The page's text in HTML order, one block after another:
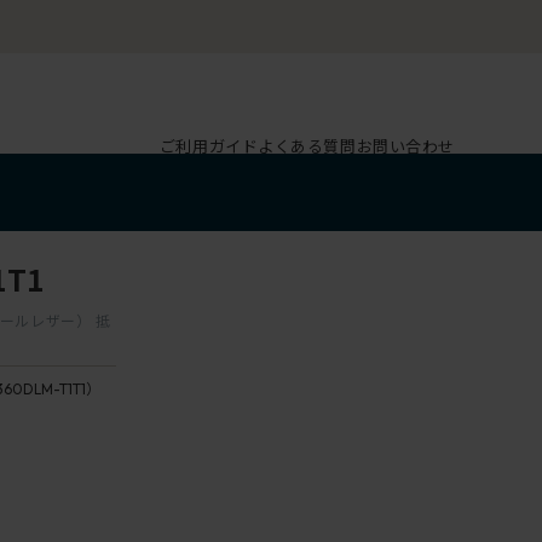
ご利用ガイド よくある質問お問い合わせ
ルレザー） 抵
T1T1）